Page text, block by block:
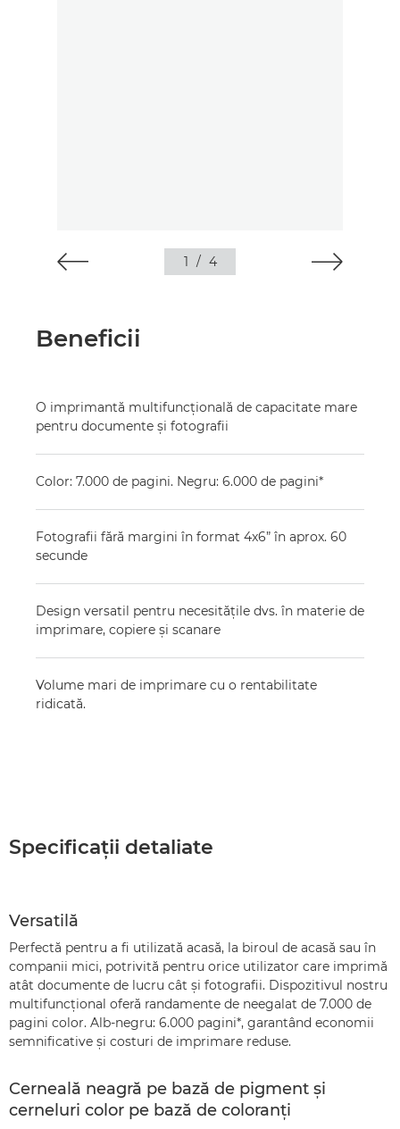
1 / 4
Beneficii
O imprimantă multifuncţională de capacitate mare
pentru documente şi fotografii
Color: 7.000 de pagini. Negru: 6.000 de pagini*
Fotografii fără margini în format 4x6” în aprox. 60
secunde
Design versatil pentru necesităţile dvs. în materie de
imprimare, copiere şi scanare
Volume mari de imprimare cu o rentabilitate
ridicată.
Specificaţii detaliate
Versatilă
Perfectă pentru a fi utilizată acasă, la biroul de acasă sau în
companii mici, potrivită pentru orice utilizator care imprimă
atât documente de lucru cât şi fotografii. Dispozitivul nostru
multifuncţional oferă randamente de neegalat de 7.000 de
pagini color. Alb-negru: 6.000 pagini*, garantând economii
semnificative şi costuri de imprimare reduse.
Cerneală neagră pe bază de pigment şi
cerneluri color pe bază de coloranţi